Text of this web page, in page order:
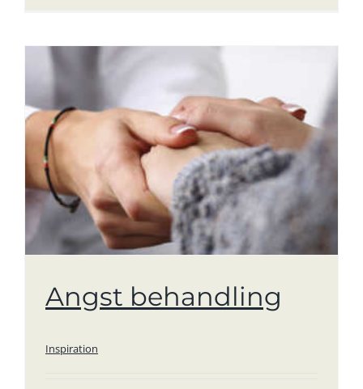
Angst behandling
Inspiration